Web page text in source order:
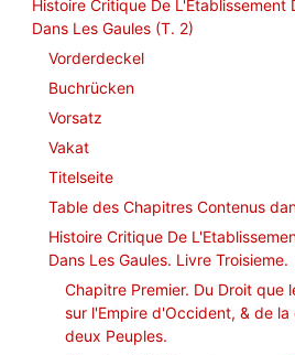
Histoire Critique De L'Etablissement
Dans Les Gaules (T. 2)
Vorderdeckel
Buchrücken
Vorsatz
Vakat
Titelseite
Table des Chapitres Contenus
Histoire Critique De
Dans Les Gaules. Livre Troisieme.
Chapitre Premier. Du Droit que
sur l'Empire d'Occident, & de
deux Peuples.